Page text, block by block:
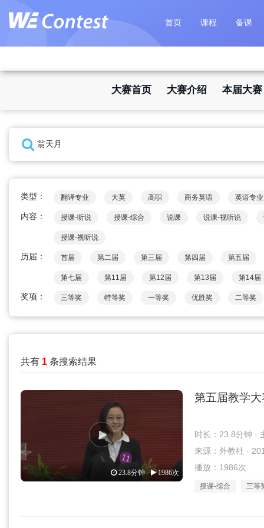
首页 课程 备课
大赛首页 大赛介绍 本届大赛
类型： 翻译专业 大英 高职 商务英语 英语专业
内容： 授课-听说 授课-综合 说课 说课-视听说
授课-视听说
历届： 首届 第二届 第三届 第四届 第五届
第七届 第11届 第12届 第13届 第14届
奖项： 三等奖 特等奖 一等奖 优胜奖 二等奖
共有 1 条搜索结果
23.8分钟 1986次
第五届教学
时长：23.8分钟 ·
来源：外教社 ·
播放：1986次
授课-综合 三等